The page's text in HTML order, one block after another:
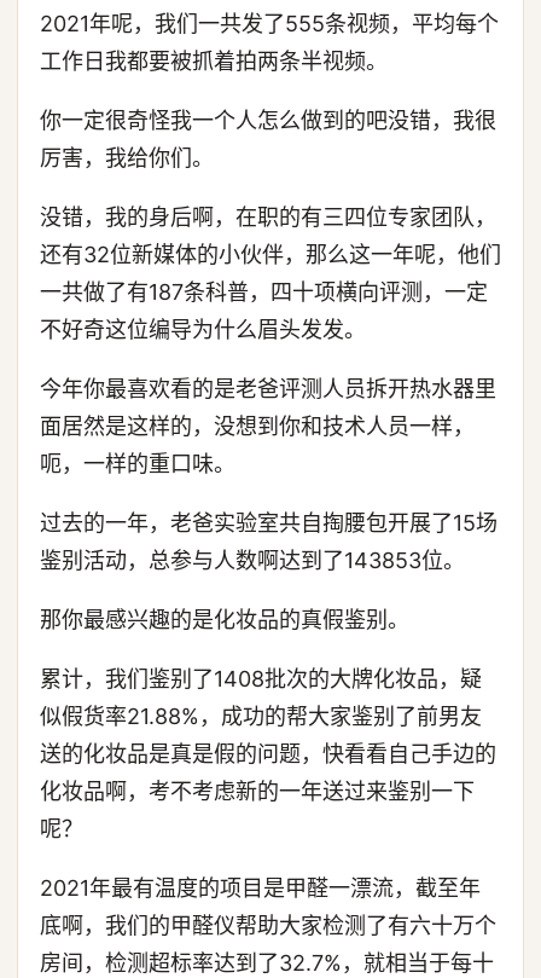
2021年呢，我们一共发了555条视频，平均每个
工作日我都要被抓着拍两条半视频。
你一定很奇怪我一个人怎么做到的吧没错，我很
厉害，我给你们。
没错，我的身后啊，在职的有三四位专家团队，
还有32位新媒体的小伙伴，那么这一年呢，他们
一共做了有187条科普，四十项横向评测，一定
不好奇这位编导为什么眉头发发。
今年你最喜欢看的是老爸评测人员拆开热水器里
面居然是这样的，没想到你和技术人员一样，
呃，一样的重口味。
过去的一年，老爸实验室共自掏腰包开展了15场
鉴别活动，总参与人数啊达到了143853位。
那你最感兴趣的是化妆品的真假鉴别。
累计，我们鉴别了1408批次的大牌化妆品，疑
似假货率21.88%，成功的帮大家鉴别了前男友
送的化妆品是真是假的问题，快看看自己手边的
化妆品啊，考不考虑新的一年送过来鉴别一下
呢？
2021年最有温度的项目是甲醛一漂流，截至年
底啊，我们的甲醛仪帮助大家检测了有六十万个
房间，检测超标率达到了32.7%，就相当于每十